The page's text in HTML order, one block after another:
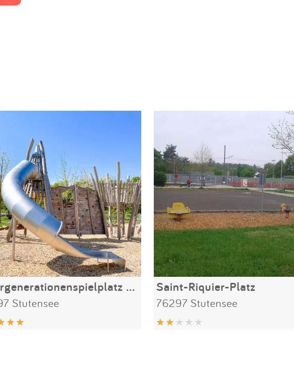
Mehrgenerationenspielplatz Wilde Düne
Stutensee
Saint-Riquier-Platz
76297 Stutensee